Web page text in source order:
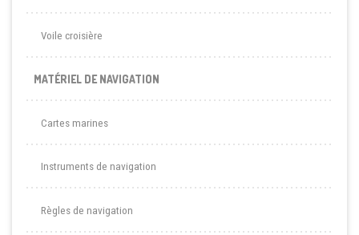
Voile croisière
MATÉRIEL DE NAVIGATION
Cartes marines
Instruments de navigation
Règles de navigation